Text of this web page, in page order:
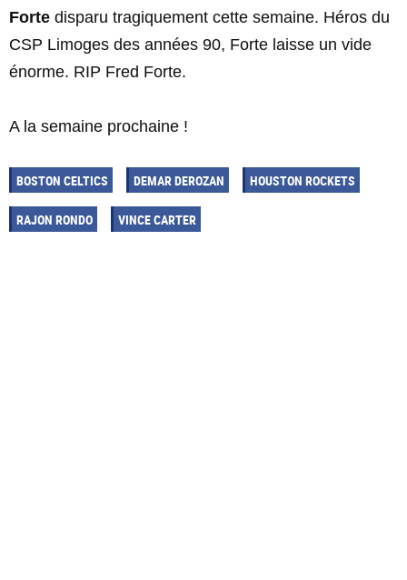
Forte disparu tragiquement cette semaine. Héros du
CSP Limoges des années 90, Forte laisse un vide
énorme. RIP Fred Forte.
A la semaine prochaine !
BOSTON CELTICS DEMAR DEROZAN HOUSTON ROCKETS
RAJON RONDO VINCE CARTER